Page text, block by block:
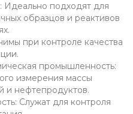
Идеально подходят для
образцов и реактивов
при контроле качества
промышленность:
измерения массы
и нефтепродуктов.
Служат для контроля